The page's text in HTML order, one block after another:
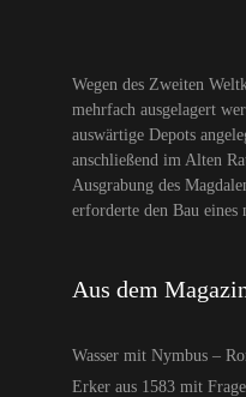
Wegen des Zweiten
mehrfach ausgelagert
auswärtige Depots
anschließend im Alten
Ausgrabung des
erforderte den Bau eines
Aus dem
Wasser mit Nymbus –
Erker aus 1583 mit